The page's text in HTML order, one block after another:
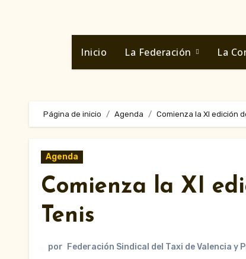
Inicio La Federación La
Página de inicio Agenda Comienza la XI edición
Agenda
Comienza la XI
Tenis
por Federación Sindical del Taxi de Valencia y